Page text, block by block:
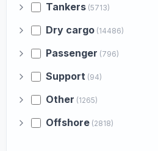
Tankers (5713)
Dry cargo (14486)
Passenger (796)
Support (94)
Other (1265)
Offshore (2818)